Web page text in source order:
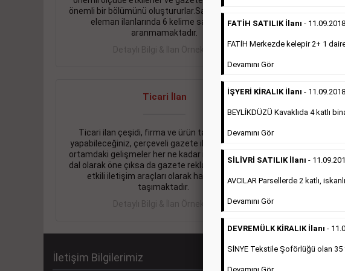
önemli bir bölümünü oluştururlar.Sabah sarı sayfa
eleman ilanlarında 6 kelime sayısı şartı
aranmamaktadır.
Detaylı Bilgi & İlan Örnekleri
Ticari İlan
Ticari ilan çeşidi, firma ve ürün tanıtımlarınızı
yapabileceğiniz, çerçeveli gazete ilanlarıdır. Dijital
ortamdaki gelişmeler her ne kadar ihtiyacın arttığı
dal olarak öne çıksa da gazete reklamları halen en
etkili iletişim araçları olarak hayati önem
taşımaktadır.
Detaylı Bilgi & İlan Örnekleri
İletişim Bilgilerimiz
FATİH SATILIK İlanı - 11.09.2018
FATİH Merkezde kelepir 2+ 1
Devamını Gör
İŞYERİ KİRALIK İlanı - 11.09.2018
BEYLİKDÜZÜ Kavaklıda 4 katlı
Devamını Gör
SİLİVRİ SATILIK İlanı -
AVCILAR Parsellerde 2 katlı,
Devamını Gör
DEVREMÜLK KİRALIK İlanı -
SİNYE Tekstile Şoförlüğü olan 35